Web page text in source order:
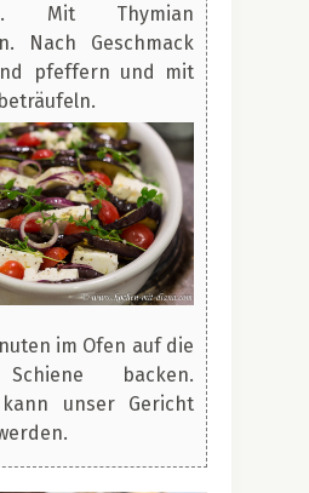
Mit Thymian
Nach Geschmack
pfeffern und mit
im Ofen auf die
backen.
kann unser Gericht